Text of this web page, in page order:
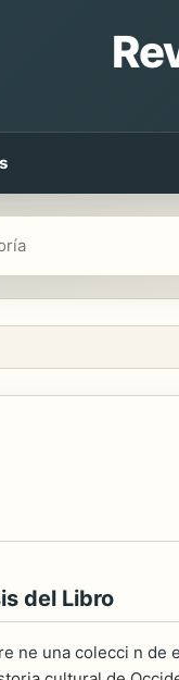
del Libro
ne una colecci n de